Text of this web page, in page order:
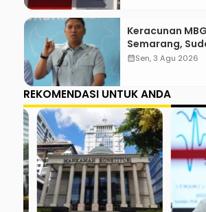
Keracunan
Semarang,
Harus
calendar_monthSen, 3 Agu 2026
REKOMENDASI UNTUK ANDA